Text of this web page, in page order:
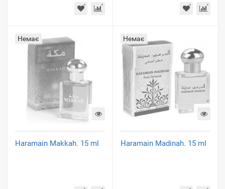
Немає
Haramain Makkah. 15 ml
Немає
Haramain Madinah. 15 ml